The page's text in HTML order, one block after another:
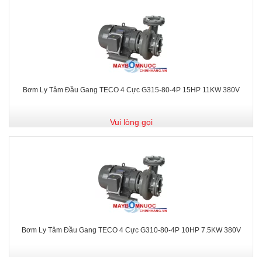
Bơm Ly Tâm Đầu Gang TECO 4 Cực G315-80-4P 15HP 11KW 380V
Vui lòng gọi
Bơm Ly Tâm Đầu Gang TECO 4 Cực G310-80-4P 10HP 7.5KW 380V